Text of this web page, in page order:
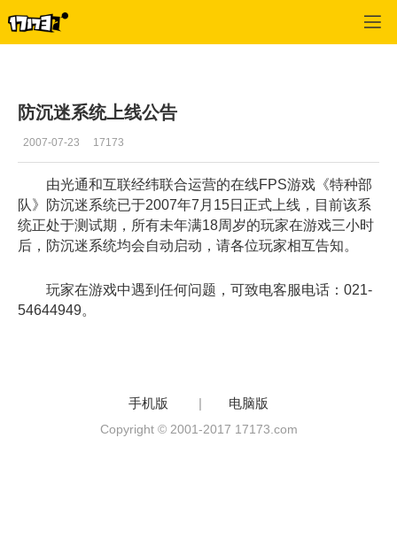
防沉迷系统上线公告
2007-07-23 17173
由光通和互联经纬联合运营的在线FPS游戏《特种部
队》防沉迷系统已于2007年7月15日正式上线，目前该系
统正处于测试期，所有未年满18周岁的玩家在游戏三小时
后，防沉迷系统均会自动启动，请各位玩家相互告知。
玩家在游戏中遇到任何问题，可致电客服电话：021-
54644949。
手机版 | 电脑版
Copyright © 2001-2017 17173.com